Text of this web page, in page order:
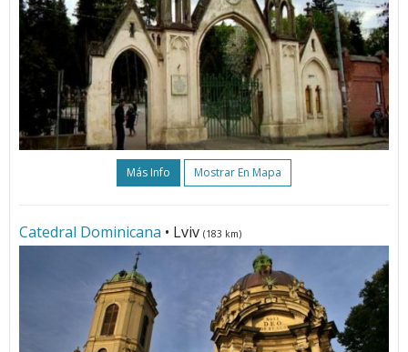
Más Info Mostrar En Mapa
Catedral Dominicana • Lviv (183 km)